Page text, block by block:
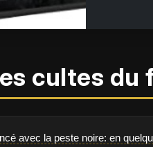
cultes du
avec la peste noire: en